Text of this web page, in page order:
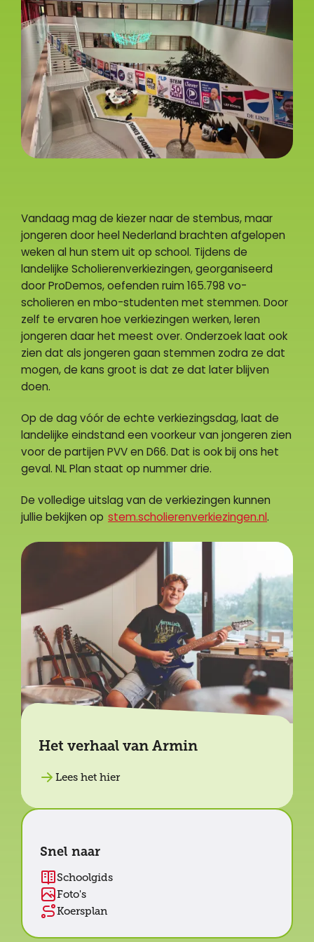
Vandaag mag de kiezer naar de stembus, maar
jongeren door heel Nederland brachten afgelopen
weken al hun stem uit op school. Tijdens de
landelijke Scholierenverkiezingen, georganiseerd
door ProDemos, oefenden ruim 165.798 vo-
scholieren en mbo-studenten met stemmen. Door
zelf te ervaren hoe verkiezingen werken, leren
jongeren daar het meest over. Onderzoek laat ook
zien dat als jongeren gaan stemmen zodra ze dat
mogen, de kans groot is dat ze dat later blijven
doen.
Op de dag vóór de echte verkiezingsdag, laat de
landelijke eindstand een voorkeur van jongeren zien
voor de partijen PVV en D66. Dat is ook bij ons het
geval. NL Plan staat op nummer drie.
De volledige uitslag van de verkiezingen kunnen
jullie bekijken op stem.scholierenverkiezingen.nl.
Het verhaal van Armin
Lees het hier
Snel naar
Schoolgids
Foto's
Koersplan